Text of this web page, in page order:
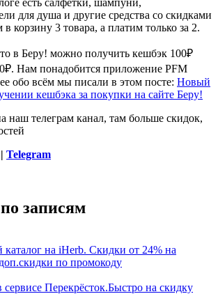
для душа и другие средства со скидками
корзину 3 товара, а платим только за 2.
в Беру! можно получить кешбэк 100₽
Нам понадобится приложение PFM
обо всём мы писали в этом посте: Новый
кешбэка за покупки на сайте Беру!
наш телеграм канал, там больше скидок,
| Telegram
записям
на iHerb. Скидки от 24% на
по промокоду
Перекрёсток.Быстро на скидку